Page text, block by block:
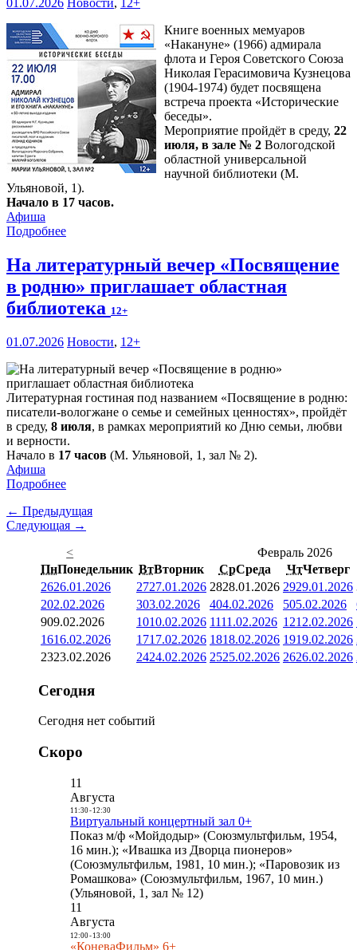
01.07.2026 Новости,
12+
Книге военных мемуаров
«Накануне» (1966) адмирала
флота и Героя Советского Союза
Николая Герасимовича Кузнецова
(1904-1974) будет посвящена
встреча проекта «Исторические
беседы».
Мероприятие пройдёт в среду, 22
июля, в зале № 2 Вологодской
областной универсальной
научной библиотеки (М.
Ульяновой, 1).
Начало в 17 часов.
Афиша
Подробнее
На литературный вечер «Посвящение
в родню» приглашает областная
библиотека 12+
01.07.2026 Новости, 12+
Литературная гостиная под названием «Посвящение в родню:
писатели-вологжане о семье и семейных ценностях», пройдёт
в среду, 8 июля, в рамках мероприятий ко Дню семьи, любви
и верности.
Начало в 17 часов (М. Ульяновой, 1, зал № 2).
Афиша
Подробнее
← Предыдущая
Следующая →
<
Февраль 2026
ПнПонедельник ВтВторник СрСреда ЧтЧетверг
2626.01.2026 2727.01.2026 2828.01.2026 2929.01.2026
202.02.2026 303.02.2026 404.02.2026 505.02.2026
909.02.2026 1010.02.2026 1111.02.2026 1212.02.2026
1616.02.2026 1717.02.2026 1818.02.2026 1919.02.2026
2323.02.2026 2424.02.2026 2525.02.2026 2626.02.2026
Сегодня
Сегодня нет событий
Скоро
11
Августа
11:30- 12:30
Виртуальный концертный зал 0+
Показ м/ф «Мойдодыр» (Союзмультфильм, 1954,
16 мин.); «Ивашка из Дворца пионеров»
(Союзмультфильм, 1981, 10 мин.); «Паровозик из
Ромашкова» (Союзмультфильм, 1967, 10 мин.)
(Ульяновой, 1, зал № 12)
11
Августа
12:00- 13:00
«КоневаФильм» 6+